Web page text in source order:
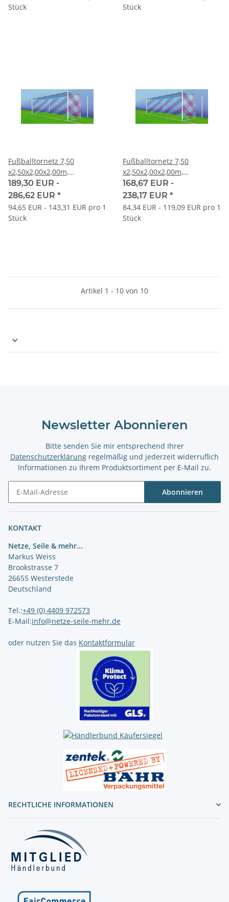
Stück
Stück
Fußballtornetz 7,50
x2,50x2,00x2,00m,
Maschenweite # 100mm
189,30 EUR -
286,62 EUR *
94,65 EUR - 143,31 EUR pro 1
Stück
Fußballtornetz 7,50
x2,50x2,00x2,00m,
Maschenweite # 120mm
168,67 EUR -
238,17 EUR *
84,34 EUR - 119,09 EUR pro 1
Stück
Artikel 1 - 10 von 10
Newsletter Abonnieren
Bitte senden Sie mir entsprechend Ihrer
Datenschutzerklärung regelmäßig und jederzeit widerruflich
Informationen zu Ihrem Produktsortiment per E-Mail zu.
Abonnieren
KONTAKT
Netze, Seile & mehr...
Markus Weiss
Brookstrasse 7
26655 Westerstede
Deutschland
Tel.:+49 (0) 4409 972573
E-Mail:info@netze-seile-mehr.de
oder nutzen Sie das Kontaktformular
RECHTLICHE INFORMATIONEN